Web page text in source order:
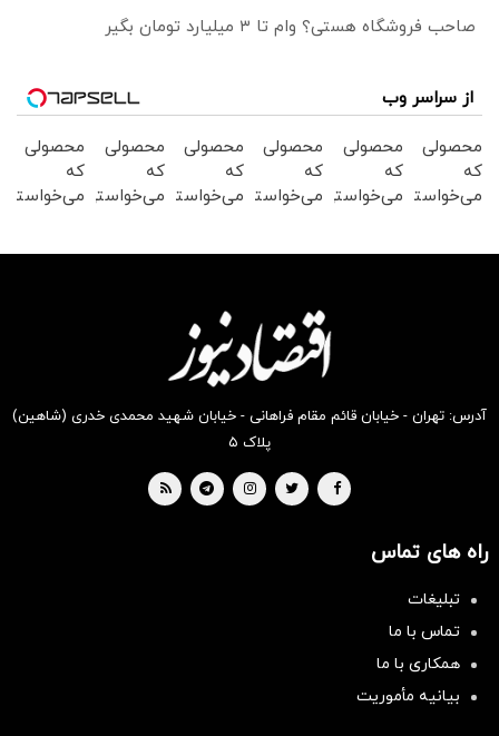
صاحب فروشگاه هستی؟ وام تا ۳ میلیارد تومان بگیر
از سراسر وب
محصولی
که
می‌خواستی
محصولی
که
می‌خواستی
محصولی
که
می‌خواستی
بخر !
محصولی
که
می‌خواستی
بخر !
محصولی
که
می‌خواستی
محصولی
که
می‌خواستی
آدرس: تهران - خیابان قائم مقام فراهانی - خیابان شهید محمدی خدری (شاهین)
پلاک ۵
راه های تماس
تبلیغات
تماس با ما
همکاری با ما
بیانیه مأموریت